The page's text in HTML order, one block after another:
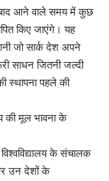
बाद आने वाले समय में कुछ
किए जाएंगे। यह
जो सार्क देश अपने
साधन जितनी जल्दी
स्थापना पहले की
की मूल भावना के
के संचालक
उन देशों के